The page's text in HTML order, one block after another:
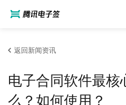
返回新闻资讯
电子合同软件最核
么？如何使用？